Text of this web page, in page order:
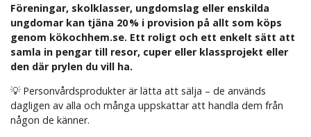
Föreningar, skolklasser, ungdomslag eller enskilda
ungdomar kan tjäna 20 % i provision på allt som köps
genom kökochhem.se. Ett roligt och ett enkelt sätt att
samla in pengar till resor, cuper eller klassprojekt eller
den där prylen du vill ha.
💡 Personvårdsprodukter är lätta att sälja – de används
dagligen av alla och många uppskattar att handla dem från
någon de känner.